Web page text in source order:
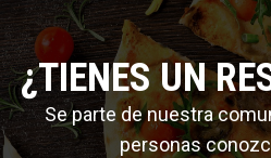
¿TIENES UN
Se parte de nuestra
personas